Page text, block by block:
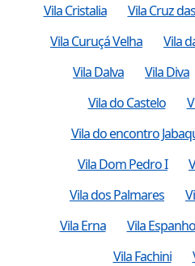
Vila Cristalia
Vila Cruz
Vila Curuçá Velha
Vila
Vila Dalva
Vila Diva
Vila do Castelo
Vila do encontro
Vila Dom Pedro I
Vila dos Palmares
Vila Erna
Vila
Vila Fachini